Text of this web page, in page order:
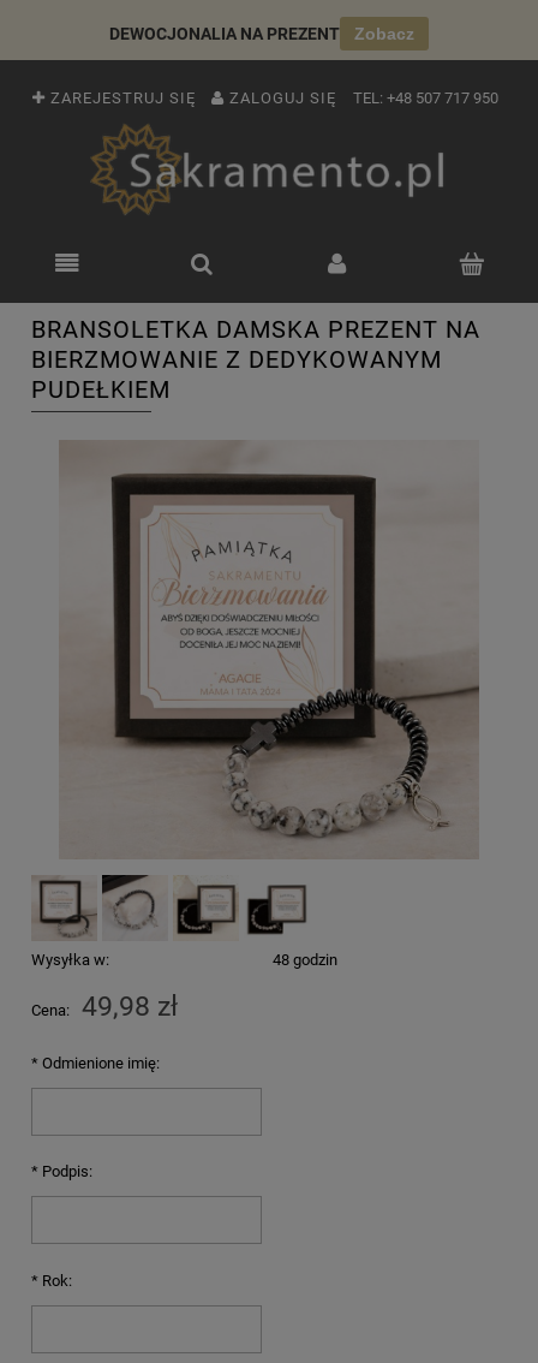
DEWOCJONALIA NA PREZENT Zobacz
ZAREJESTRUJ SIĘ ZALOGUJ SIĘ TEL: +48 507 717 950
BRANSOLETKA DAMSKA PREZENT NA
BIERZMOWANIE Z DEDYKOWANYM
PUDEŁKIEM
Wysyłka w: 48 godzin
Cena: 49,98 zł
* Odmienione imię:
* Podpis:
* Rok: